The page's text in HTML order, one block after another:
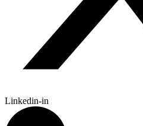
Linkedin-in